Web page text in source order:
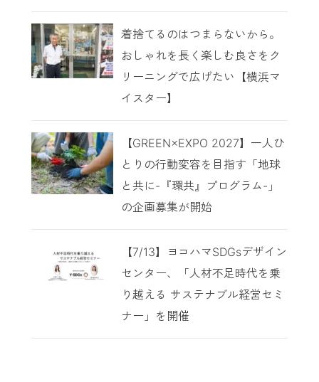
着捨てるのはつまらないから。
おしゃれを長く楽しむ良さをク
リーニングで広げたい【横浜マ
イスター】
【GREEN×EXPO 2027】一人ひ
とりの行動変容を目指す「地球
と共に-『環共』プログラム-」
の企画募集が開始
【7/13】ヨコハマSDGsデザイン
センター、「人材不足時代を乗
り越える サステナブル経営セミ
ナー」を開催